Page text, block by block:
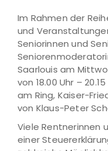
Im Rahmen der
und
Seniorinnen und
Saarlouis am
von 18.00 Uhr –
am Ring, Kaiser-
von Klaus-Peter
Viele Rentnerinnen
einer